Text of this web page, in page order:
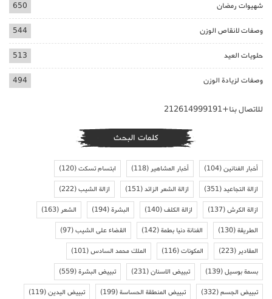
شهيوات رمضان 650
وصفات لانقاص الوزن 544
حلويات العيد 513
وصفات لزيادة الوزن 494
للاتصال بنا+212614999191
كلمات البحث
أخبار الفنانين(104) أخبار المشاهير(118) ابتسام تسكت(120)
ازالة التجاعيد(351) ازالة الشعر الزائد(151) ازالة الشيب(222)
ازالة الكرش(137) ازالة الكلف(140) البشرة(194) الشعر(163)
الطريقة(130) الفنانة دنيا بطمة(142) القضاء على الشيب(97)
المقادير(223) المكونات(116) الملك محمد السادس(101)
بسمة بوسيل(139) تبييض الاسنان(231) تبييض البشرة(559)
تبييض الجسم(332) تبييض المنطقة الحساسة(199) تبييض اليدين(119)